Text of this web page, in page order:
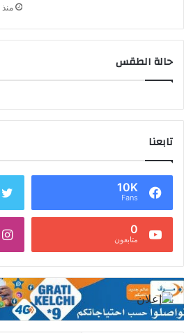
منذ 3 أسابيع
حالة الطقس
تابعنا
10K
Fans
0
متابعون